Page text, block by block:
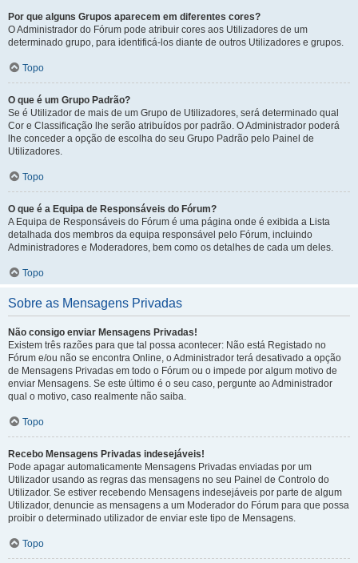
Por que alguns Grupos aparecem em diferentes cores?
O Administrador do Fórum pode atribuir cores aos Utilizadores de um
determinado grupo, para identificá-los diante de outros Utilizadores e grupos.
Topo
O que é um Grupo Padrão?
Se é Utilizador de mais de um Grupo de Utilizadores, será determinado qual
Cor e Classificação lhe serão atribuídos por padrão. O Administrador poderá
lhe conceder a opção de escolha do seu Grupo Padrão pelo Painel de
Utilizadores.
Topo
O que é a Equipa de Responsáveis do Fórum?
A Equipa de Responsáveis do Fórum é uma página onde é exibida a Lista
detalhada dos membros da equipa responsável pelo Fórum, incluindo
Administradores e Moderadores, bem como os detalhes de cada um deles.
Topo
Sobre as Mensagens Privadas
Não consigo enviar Mensagens Privadas!
Existem três razões para que tal possa acontecer: Não está Registado no
Fórum e/ou não se encontra Online, o Administrador terá desativado a opção
de Mensagens Privadas em todo o Fórum ou o impede por algum motivo de
enviar Mensagens. Se este último é o seu caso, pergunte ao Administrador
qual o motivo, caso realmente não saiba.
Topo
Recebo Mensagens Privadas indesejáveis!
Pode apagar automaticamente Mensagens Privadas enviadas por um
Utilizador usando as regras das mensagens no seu Painel de Controlo do
Utilizador. Se estiver recebendo Mensagens indesejáveis por parte de algum
Utilizador, denuncie as mensagens a um Moderador do Fórum para que possa
proibir o determinado utilizador de enviar este tipo de Mensagens.
Topo